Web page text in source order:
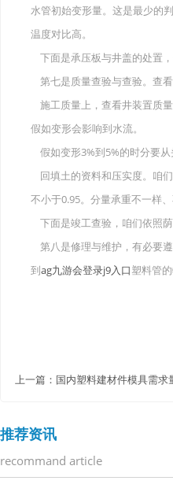
水管初始变形量。这是最少的
温度对比高。
下面是承压板与井盖的处置
第七是质量查验与查验。查
施工质量上，查看井装置质
假如变形会影响到水流。
假如变形3%到5%的时分要从
回填土的资料和压实度。咱
不小于0.95。分量承重不一样
下面是竣工查验，咱们依照
第八是修理与维护，有必要
到ag九游会登录j9入口塑料管
上一篇： 国内塑料建材件模具需求
推荐资讯
recommand article